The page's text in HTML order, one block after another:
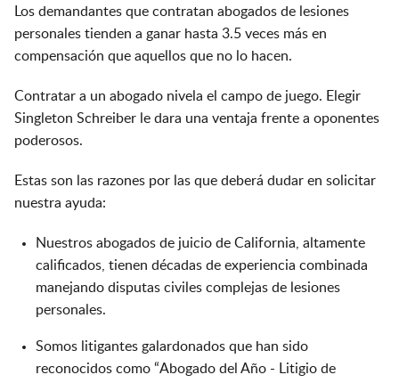
Los demandantes que contratan abogados de lesiones
personales tienden a ganar hasta 3.5 veces más en
compensación que aquellos que no lo hacen.
Contratar a un abogado nivela el campo de juego. Elegir
Singleton Schreiber le dara una ventaja frente a oponentes
poderosos.
Estas son las razones por las que deberá dudar en solicitar
nuestra ayuda:
Nuestros abogados de juicio de California, altamente
calificados, tienen décadas de experiencia combinada
manejando disputas civiles complejas de lesiones
personales.
Somos litigantes galardonados que han sido
reconocidos como “Abogado del Año - Litigio de